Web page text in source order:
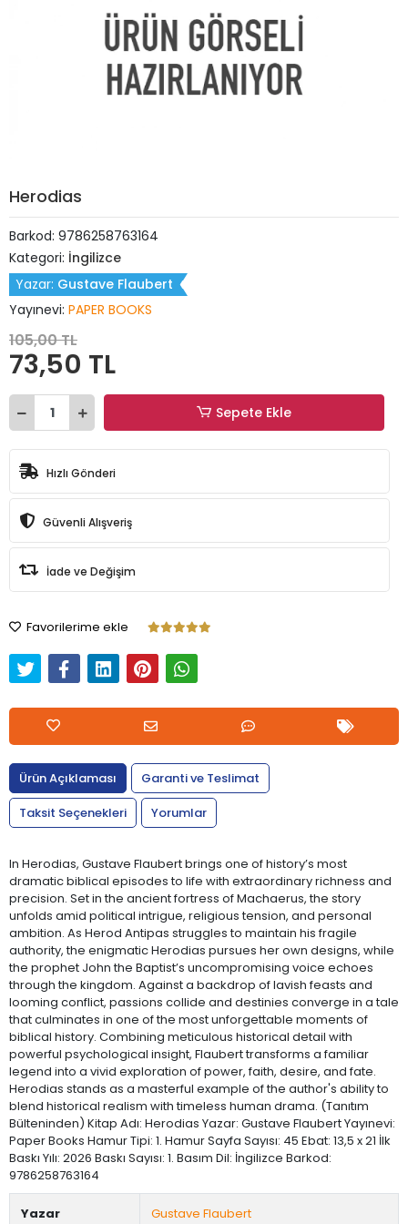
Herodias
Barkod: 9786258763164
Kategori: İngilizce
Yazar: Gustave Flaubert
Yayınevi: PAPER BOOKS
105,00 TL
73,50 TL
Sepete Ekle
Hızlı Gönderi
Güvenli Alışveriş
İade ve Değişim
Favorilerime ekle
Ürün Açıklaması
Garanti ve Teslimat
Taksit Seçenekleri
Yorumlar
In Herodias, Gustave Flaubert brings one of history’s most
dramatic biblical episodes to life with extraordinary richness and
precision. Set in the ancient fortress of Machaerus, the story
unfolds amid political intrigue, religious tension, and personal
ambition. As Herod Antipas struggles to maintain his fragile
authority, the enigmatic Herodias pursues her own designs, while
the prophet John the Baptist’s uncompromising voice echoes
through the kingdom. Against a backdrop of lavish feasts and
looming conflict, passions collide and destinies converge in a tale
that culminates in one of the most unforgettable moments of
biblical history. Combining meticulous historical detail with
powerful psychological insight, Flaubert transforms a familiar
legend into a vivid exploration of power, faith, desire, and fate.
Herodias stands as a masterful example of the author's ability to
blend historical realism with timeless human drama. (Tanıtım
Bülteninden) Kitap Adı: Herodias Yazar: Gustave Flaubert Yayınevi:
Paper Books Hamur Tipi: 1. Hamur Sayfa Sayısı: 45 Ebat: 13,5 x 21 İlk
Baskı Yılı: 2026 Baskı Sayısı: 1. Basım Dil: İngilizce Barkod:
9786258763164
Yazar Gustave Flaubert